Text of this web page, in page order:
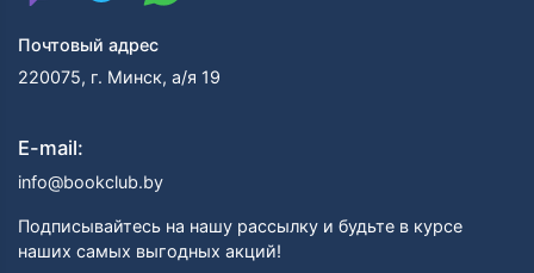
«Эсмонда» — роман «Виргинцы» (The Virginians), в
1859 году стал редактором-издателем журнала
инсульта и был похоронен на лондонском кладбище
Кенсал Грин. Его последний роман, «Дени Дюваль»
(Denis Duval), остался незаконченным.
Почтовый адрес
220075, г. Минск, а/я 19
E-mail:
info@bookclub.by
Подписывайтесь на нашу рассылку и будьте в курсе
наших самых выгодных акций!